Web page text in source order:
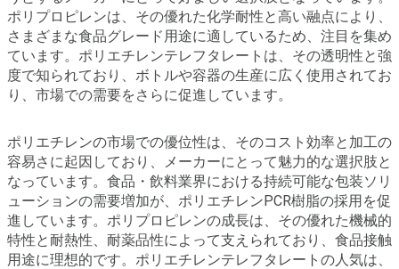
ポリプロピレンは、その優れた化学耐性と高い融点により、
さまざまな食品グレード用途に適しているため、注目を集め
ています。ポリエチレンテレフタレートは、その透明性と強
度で知られており、ボトルや容器の生産に広く使用されてお
り、市場での需要をさらに促進しています。
ポリエチレンの市場での優位性は、そのコスト効率と加工の
容易さに起因しており、メーカーにとって魅力的な選択肢と
なっています。食品・飲料業界における持続可能な包装ソリ
ューションの需要増加が、ポリエチレンPCR樹脂の採用を促
進しています。ポリプロピレンの成長は、その優れた機械的
特性と耐熱性、耐薬品性によって支えられており、食品接触
用途に理想的です。ポリエチレンテレフタレートの人気は、